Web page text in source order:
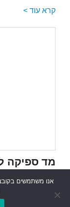
קרא עוד >
מד ספיקה למים
קרא עוד >